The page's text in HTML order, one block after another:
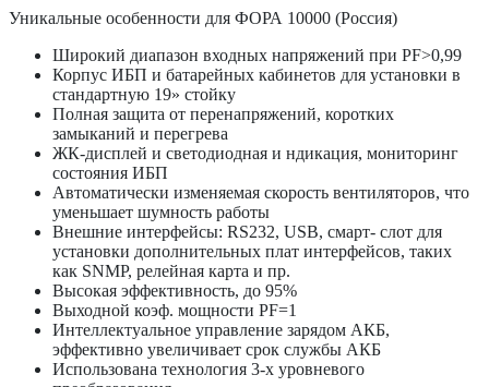
Уникальные особенности для ФОРА 10000 (Россия)
Широкий диапазон входных напряжений при PF>0,99
Корпус ИБП и батарейных кабинетов для установки в
стандартную 19» стойку
Полная защита от перенапряжений, коротких
замыканий и перегрева
ЖК-дисплей и светодиодная и ндикация, мониторинг
состояния ИБП
Автоматически изменяемая скорость вентиляторов, что
уменьшает шумность работы
Внешние интерфейсы: RS232, USB, смарт- слот для
установки дополнительных плат интерфейсов, таких
как SNMP, релейная карта и пр.
Высокая эффективность, до 95%
Выходной коэф. мощности PF=1
Интеллектуальное управление зарядом АКБ,
эффективно увеличивает срок службы АКБ
Использована технология 3-х уровневого